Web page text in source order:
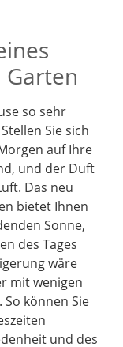
Garten
so sehr
Sie sich
auf Ihre
und der Duft
Das neu
bietet Ihnen
Sonne,
des Tages
wäre
mit wenigen
können Sie
und des